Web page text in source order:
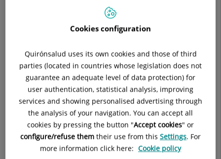
técnica
de
diagnóstico
los
pacientes
Hospital General de Catalunya.
común experiencias
situaciones clínicas
o enfermedades
diversas y se
mantendrán
coloquios sobre la
utilidad de ésta nueva técnica en las distintas enfermedades
que provocan vértigo.El Video Head Impulse Test (o vHIT) es
una nueva prueba diagnóstica para las personas que sufren
Cookies configuration
Quirónsalud uses its own cookies and those of third
parties (located in countries whose legislation does not
guarantee an adequate level of data protection) for
user authentication, statistical analysis, improving
services and showing personalised advertising through
the analysis of your navigation. You can accept all
cookies by pressing the button "Accept cookies" or
configure/refuse them their use from this Settings. For
more information click here: Cookie policy